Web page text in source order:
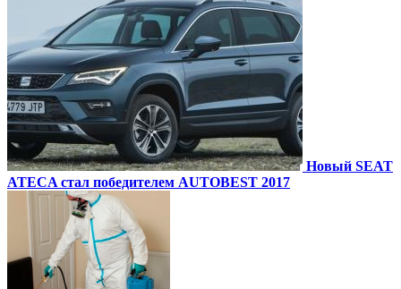
Новый SEAT
ATECA стал победителем AUTOBEST 2017